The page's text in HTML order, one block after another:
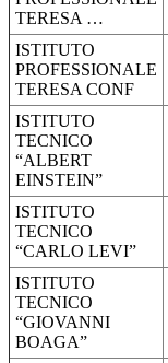
TERESA …
ISTITUTO
PROFESSIONALE
TERESA CONF
ISTITUTO
TECNICO
“ALBERT
EINSTEIN”
ISTITUTO
TECNICO
“CARLO LEVI”
ISTITUTO
TECNICO
“GIOVANNI
BOAGA”